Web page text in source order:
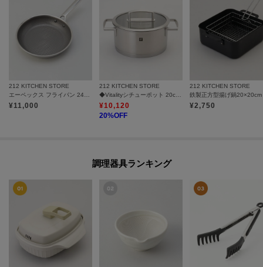
212 KITCHEN STORE
エーペックス フライパン 24cm ＜GreenPan グリーンパン＞
¥11,000
212 KITCHEN STORE
◆Vitalityシチューポット 20cm ＜ZWILLING ツヴィリング＞
¥10,120
20%OFF
212 KITCHEN STORE
¥2,750
調理器具ランキング